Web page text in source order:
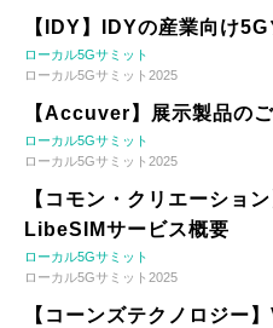
【IDY】IDYの産業向け
ローカル5Gサミット
ローカル5Gサミット2025
【Accuver】展示製品の
ローカル5Gサミット
ローカル5Gサミット2025
【コモン・クリエーショ
LibeSIMサービス概要
ローカル5Gサミット
ローカル5Gサミット2025
【コーンズテクノロジ